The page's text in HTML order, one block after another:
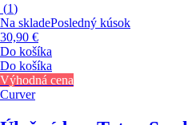
(1)
Na skladePosledný kúsok
30,90 €
Do košíka
Do košíka
Výhodná cena
Curver